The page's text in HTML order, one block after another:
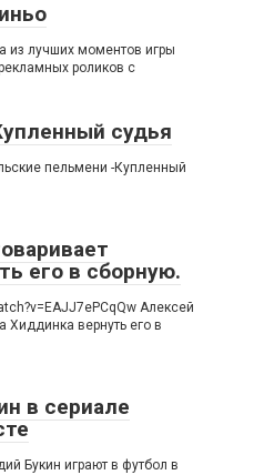
из лучших моментов игры
роликов с
судья
пельмени -Купленный
его в сборную.
Алексей
Хиддинка вернуть его в
в сериале
Букин играют в футбол в